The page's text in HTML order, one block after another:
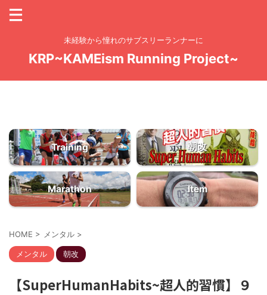
未経験から憧れのサブスリーランナーに
KRP~KAMEism Running Project~
Training 朝改
Marathon Item
HOME > メンタル >
メンタル 朝改
【SuperHumanHabits~超人的習慣】９